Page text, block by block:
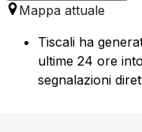
Mappa attuale
Tiscali ha
ultime 24 ore
segnalazioni